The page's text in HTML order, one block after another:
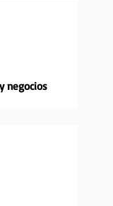
negocios